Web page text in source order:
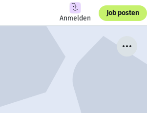
Anmelden
Job posten